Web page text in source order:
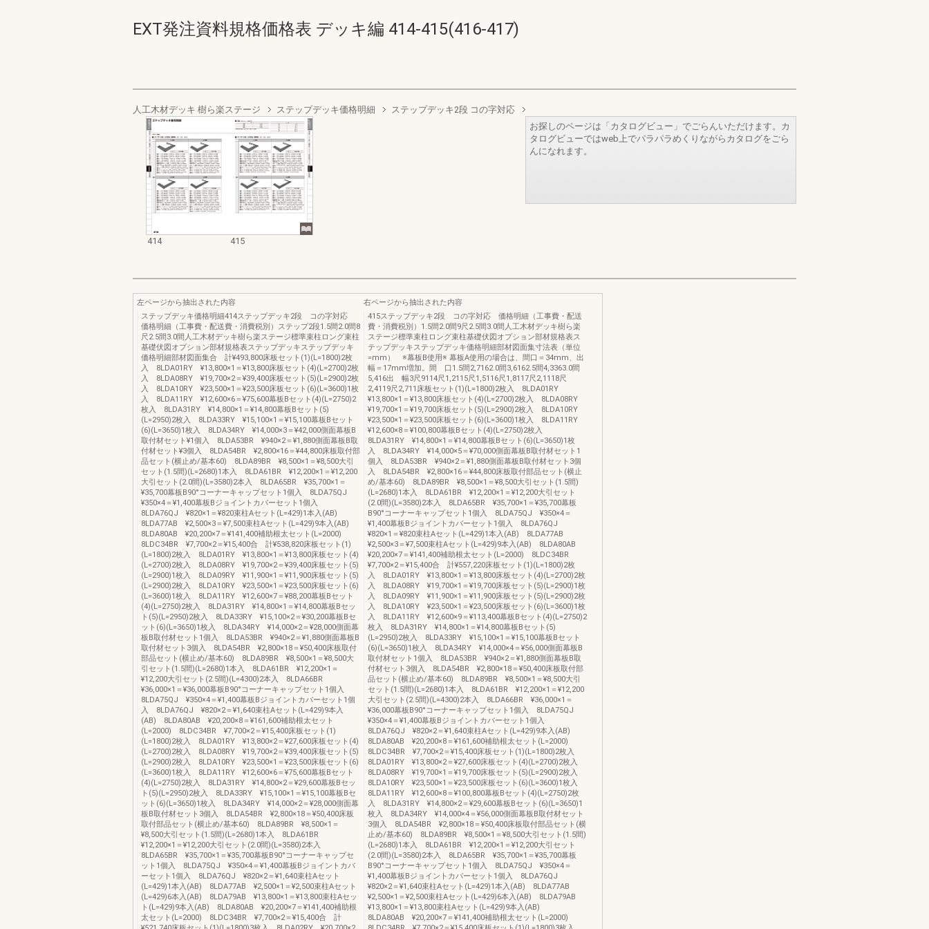
EXT発注資料規格価格表 デッキ編 414-415(416-417)
人工木材デッキ 樹ら楽ステージ ステップデッキ価格明細 ステップデッキ2段 コの字対応
414 415
お探しのページは「カタログビュー」でごらんいただけます。カ
タログビューではweb上でパラパラめくりながらカタログをごら
んになれます。
左ページから抽出された内容
ステップデッキ価格明細414ステップデッキ2段 コの字対応
価格明細（工事費・配送費・消費税別）ステップ2段1.5間2.0間8
尺2.5間3.0間人工木材デッキ樹ら楽ステージ標準束柱ロング束柱
基礎伏図オプション部材規格表ステップデッキステップデッキ
価格明細部材図面集合 計¥493,800床板セット(1)(L=1800)2枚
入 8LDA01RY ¥13,800×1＝¥13,800床板セット(4)(L=2700)2枚
入 8LDA08RY ¥19,700×2＝¥39,400床板セット(5)(L=2900)2枚
入 8LDA10RY ¥23,500×1＝¥23,500床板セット(6)(L=3600)1枚
入 8LDA11RY ¥12,600×6＝¥75,600幕板Bセット(4)(L=2750)2
枚入 8LDA31RY ¥14,800×1＝¥14,800幕板Bセット(5)
(L=2950)2枚入 8LDA33RY ¥15,100×1＝¥15,100幕板Bセット
(6)(L=3650)1枚入 8LDA34RY ¥14,000×3＝¥42,000側面幕板B
取付材セット¥1個入 8LDA53BR ¥940×2＝¥1,880側面幕板B取
付材セット¥3個入 8LDA54BR ¥2,800×16＝¥44,800床板取付部
品セット(横止め/基本60) 8LDA89BR ¥8,500×1＝¥8,500大引
セット(1.5間)(L=2680)1本入 8LDA61BR ¥12,200×1＝¥12,200
大引セット(2.0間)(L=3580)2本入 8LDA65BR ¥35,700×1＝
¥35,700幕板B90°コーナーキャップセット1個入 8LDA75QJ
¥350×4＝¥1,400幕板Bジョイントカバーセット1個入
8LDA76QJ ¥820×1＝¥820束柱Aセット(L=429)1本入(AB)
8LDA77AB ¥2,500×3＝¥7,500束柱Aセット(L=429)9本入(AB)
8LDA80AB ¥20,200×7＝¥141,400補助根太セット(L=2000)
8LDC34BR ¥7,700×2＝¥15,400合 計¥538,820床板セット(1)
(L=1800)2枚入 8LDA01RY ¥13,800×1＝¥13,800床板セット(4)
(L=2700)2枚入 8LDA08RY ¥19,700×2＝¥39,400床板セット(5)
(L=2900)1枚入 8LDA09RY ¥11,900×1＝¥11,900床板セット(5)
(L=2900)2枚入 8LDA10RY ¥23,500×1＝¥23,500床板セット(6)
(L=3600)1枚入 8LDA11RY ¥12,600×7＝¥88,200幕板Bセット
(4)(L=2750)2枚入 8LDA31RY ¥14,800×1＝¥14,800幕板Bセッ
ト(5)(L=2950)2枚入 8LDA33RY ¥15,100×2＝¥30,200幕板Bセ
ット(6)(L=3650)1枚入 8LDA34RY ¥14,000×2＝¥28,000側面幕
板B取付材セット1個入 8LDA53BR ¥940×2＝¥1,880側面幕板B
取付材セット3個入 8LDA54BR ¥2,800×18＝¥50,400床板取付
部品セット(横止め/基本60) 8LDA89BR ¥8,500×1＝¥8,500大
引セット(1.5間)(L=2680)1本入 8LDA61BR ¥12,200×1＝
¥12,200大引セット(2.5間)(L=4300)2本入 8LDA66BR
¥36,000×1＝¥36,000幕板B90°コーナーキャップセット1個入
8LDA75QJ ¥350×4＝¥1,400幕板Bジョイントカバーセット1個
入 8LDA76QJ ¥820×2＝¥1,640束柱Aセット(L=429)9本入
(AB) 8LDA80AB ¥20,200×8＝¥161,600補助根太セット
(L=2000) 8LDC34BR ¥7,700×2＝¥15,400床板セット(1)
(L=1800)2枚入 8LDA01RY ¥13,800×2＝¥27,600床板セット(4)
(L=2700)2枚入 8LDA08RY ¥19,700×2＝¥39,400床板セット(5)
(L=2900)2枚入 8LDA10RY ¥23,500×1＝¥23,500床板セット(6)
(L=3600)1枚入 8LDA11RY ¥12,600×6＝¥75,600幕板Bセット
(4)(L=2750)2枚入 8LDA31RY ¥14,800×2＝¥29,600幕板Bセッ
ト(5)(L=2950)2枚入 8LDA33RY ¥15,100×1＝¥15,100幕板Bセ
ット(6)(L=3650)1枚入 8LDA34RY ¥14,000×2＝¥28,000側面幕
板B取付材セット3個入 8LDA54BR ¥2,800×18＝¥50,400床板
取付部品セット(横止め/基本60) 8LDA89BR ¥8,500×1＝
¥8,500大引セット(1.5間)(L=2680)1本入 8LDA61BR
¥12,200×1＝¥12,200大引セット(2.0間)(L=3580)2本入
8LDA65BR ¥35,700×1＝¥35,700幕板B90°コーナーキャップセ
ット1個入 8LDA75QJ ¥350×4＝¥1,400幕板Bジョイントカバ
ーセット1個入 8LDA76QJ ¥820×2＝¥1,640束柱Aセット
(L=429)1本入(AB) 8LDA77AB ¥2,500×1＝¥2,500束柱Aセット
(L=429)6本入(AB) 8LDA79AB ¥13,800×1＝¥13,800束柱Aセッ
ト(L=429)9本入(AB) 8LDA80AB ¥20,200×7＝¥141,400補助根
太セット(L=2000) 8LDC34BR ¥7,700×2＝¥15,400合 計
右ページから抽出された内容
415ステップデッキ2段 コの字対応 価格明細（工事費・配送
費・消費税別）1.5間2.0間9尺2.5間3.0間人工木材デッキ樹ら楽
ステージ標準束柱ロング束柱基礎伏図オプション部材規格表ス
テップデッキステップデッキ価格明細部材図面集寸法表（単位
=mm） ※幕板B使用※ 幕板A使用の場合は、間口＝34mm、出
幅＝17mm増加。間 口1.5間2,7162.0間3,6162.5間4,3363.0間
5,416出 幅3尺9114尺1,2115尺1,5116尺1,8117尺2,1118尺
2,4119尺2,711床板セット(1)(L=1800)2枚入 8LDA01RY
¥13,800×1＝¥13,800床板セット(4)(L=2700)2枚入 8LDA08RY
¥19,700×1＝¥19,700床板セット(5)(L=2900)2枚入 8LDA10RY
¥23,500×1＝¥23,500床板セット(6)(L=3600)1枚入 8LDA11RY
¥12,600×8＝¥100,800幕板Bセット(4)(L=2750)2枚入
8LDA31RY ¥14,800×1＝¥14,800幕板Bセット(6)(L=3650)1枚
入 8LDA34RY ¥14,000×5＝¥70,000側面幕板B取付材セット1
個入 8LDA53BR ¥940×2＝¥1,880側面幕板B取付材セット3個
入 8LDA54BR ¥2,800×16＝¥44,800床板取付部品セット(横止
め/基本60) 8LDA89BR ¥8,500×1＝¥8,500大引セット(1.5間)
(L=2680)1本入 8LDA61BR ¥12,200×1＝¥12,200大引セット
(2.0間)(L=3580)2本入 8LDA65BR ¥35,700×1＝¥35,700幕板
B90°コーナーキャップセット1個入 8LDA75QJ ¥350×4＝
¥1,400幕板Bジョイントカバーセット1個入 8LDA76QJ
¥820×1＝¥820束柱Aセット(L=429)1本入(AB) 8LDA77AB
¥2,500×3＝¥7,500束柱Aセット(L=429)9本入(AB) 8LDA80AB
¥20,200×7＝¥141,400補助根太セット(L=2000) 8LDC34BR
¥7,700×2＝¥15,400合 計¥557,220床板セット(1)(L=1800)2枚
入 8LDA01RY ¥13,800×1＝¥13,800床板セット(4)(L=2700)2枚
入 8LDA08RY ¥19,700×1＝¥19,700床板セット(5)(L=2900)1枚
入 8LDA09RY ¥11,900×1＝¥11,900床板セット(5)(L=2900)2枚
入 8LDA10RY ¥23,500×1＝¥23,500床板セット(6)(L=3600)1枚
入 8LDA11RY ¥12,600×9＝¥113,400幕板Bセット(4)(L=2750)2
枚入 8LDA31RY ¥14,800×1＝¥14,800幕板Bセット(5)
(L=2950)2枚入 8LDA33RY ¥15,100×1＝¥15,100幕板Bセット
(6)(L=3650)1枚入 8LDA34RY ¥14,000×4＝¥56,000側面幕板B
取付材セット1個入 8LDA53BR ¥940×2＝¥1,880側面幕板B取
付材セット3個入 8LDA54BR ¥2,800×18＝¥50,400床板取付部
品セット(横止め/基本60) 8LDA89BR ¥8,500×1＝¥8,500大引
セット(1.5間)(L=2680)1本入 8LDA61BR ¥12,200×1＝¥12,200
大引セット(2.5間)(L=4300)2本入 8LDA66BR ¥36,000×1＝
¥36,000幕板B90°コーナーキャップセット1個入 8LDA75QJ
¥350×4＝¥1,400幕板Bジョイントカバーセット1個入
8LDA76QJ ¥820×2＝¥1,640束柱Aセット(L=429)9本入(AB)
8LDA80AB ¥20,200×8＝¥161,600補助根太セット(L=2000)
8LDC34BR ¥7,700×2＝¥15,400床板セット(1)(L=1800)2枚入
8LDA01RY ¥13,800×2＝¥27,600床板セット(4)(L=2700)2枚入
8LDA08RY ¥19,700×1＝¥19,700床板セット(5)(L=2900)2枚入
8LDA10RY ¥23,500×1＝¥23,500床板セット(6)(L=3600)1枚入
8LDA11RY ¥12,600×8＝¥100,800幕板Bセット(4)(L=2750)2枚
入 8LDA31RY ¥14,800×2＝¥29,600幕板Bセット(6)(L=3650)1
枚入 8LDA34RY ¥14,000×4＝¥56,000側面幕板B取付材セット
3個入 8LDA54BR ¥2,800×18＝¥50,400床板取付部品セット(横
止め/基本60) 8LDA89BR ¥8,500×1＝¥8,500大引セット(1.5間)
(L=2680)1本入 8LDA61BR ¥12,200×1＝¥12,200大引セット
(2.0間)(L=3580)2本入 8LDA65BR ¥35,700×1＝¥35,700幕板
B90°コーナーキャップセット1個入 8LDA75QJ ¥350×4＝
¥1,400幕板Bジョイントカバーセット1個入 8LDA76QJ
¥820×2＝¥1,640束柱Aセット(L=429)1本入(AB) 8LDA77AB
¥2,500×1＝¥2,500束柱Aセット(L=429)6本入(AB) 8LDA79AB
¥13,800×1＝¥13,800束柱Aセット(L=429)9本入(AB)
8LDA80AB ¥20,200×7＝¥141,400補助根太セット(L=2000)